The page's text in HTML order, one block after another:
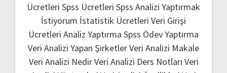
Ücretleri Spss Ücretleri Spss Analizi Yaptırmak
İstiyorum İstatistik Ücretleri Veri Girişi
Ücretleri Analiz Yaptırma Spss Ödev Yaptırma
Veri Analizi Yapan ŞirketlerVeri Analizi Makale
Veri Analizi NedirVeri Analizi Ders Notları Veri